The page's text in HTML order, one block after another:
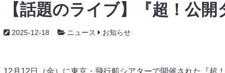
【話題のライブ】『超！公
2025-12-18 ニュース お知らせ
12月12日（金）に東京・飛行船シアターで開催された『超